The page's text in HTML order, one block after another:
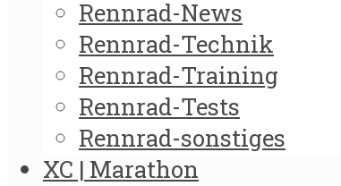
Rennrad-News
Rennrad-Technik
Rennrad-Training
Rennrad-Tests
Rennrad-sonstiges
XC | Marathon